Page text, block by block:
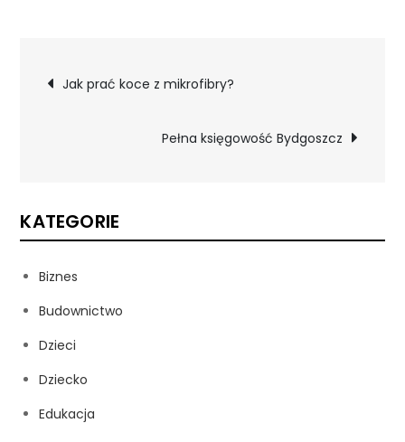
Nawigacja
Jak prać koce z mikrofibry?
Pełna księgowość Bydgoszcz
KATEGORIE
Biznes
Budownictwo
Dzieci
Dziecko
Edukacja